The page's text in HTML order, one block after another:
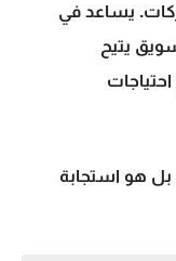
يساعد في
يتيح
بل هو استجابة